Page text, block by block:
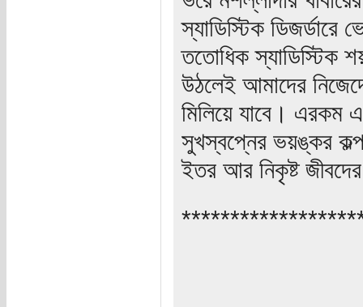
স্যাডিস্টিক
ততোধিক স্যাডিস্টিক
উঠলেই আমাদের
মিলিয়ে যাবে। এরকম
সুখস্বপ্নের ভয়ঙ্কর
ইতর আর নিকৃষ্ট